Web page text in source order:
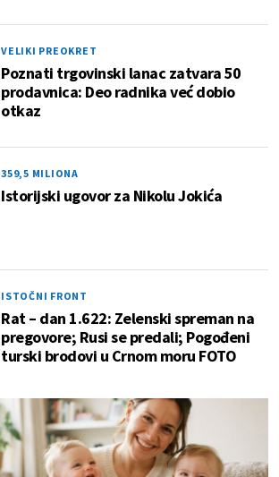
VELIKI PREOKRET
Poznati trgovinski lanac zatvara 50
prodavnica: Deo radnika već dobio
otkaz
359,5 MILIONA
Istorijski ugovor za Nikolu Jokića
ISTOČNI FRONT
Rat – dan 1.622: Zelenski spreman na
pregovore; Rusi se predali; Pogođeni
turski brodovi u Crnom moru FOTO